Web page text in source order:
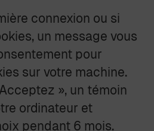
connexion ou si
un message vous
pour
sur votre machine.
», un témoin
ordinateur et
pendant 6 mois.